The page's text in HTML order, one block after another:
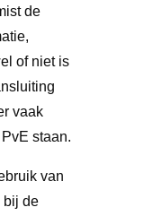
de
of niet is
vaak
staan.
van
bij de